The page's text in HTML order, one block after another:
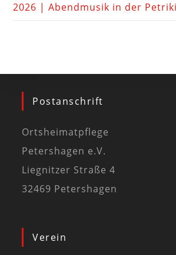
2026 | Abendmusik in der
Postanschrift
Ortsheimatpflege
Petershagen e.V.
Liegnitzer Straße 4
32469 Petershagen
Verein